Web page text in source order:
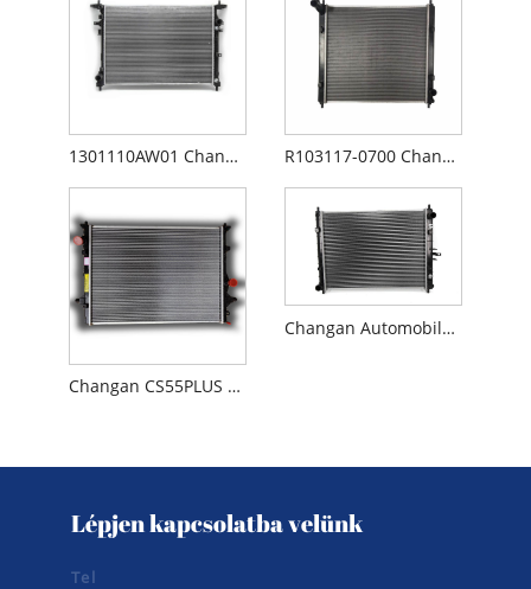
1301110AW01 Changan CS55 radiátor R103117-0700 Changan CX70 radiátor
Changan CS55PLUS második generációs 1.5T radiátor
Changan Automobile Changan Alsvin V7 hűtővíztartály
Lépjen kapcsolatba velünk
Tel